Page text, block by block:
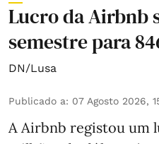
Lucro da Airbnb
semestre para
DN/Lusa
Publicado a: 07 Agosto 2026,
A Airbnb registou um